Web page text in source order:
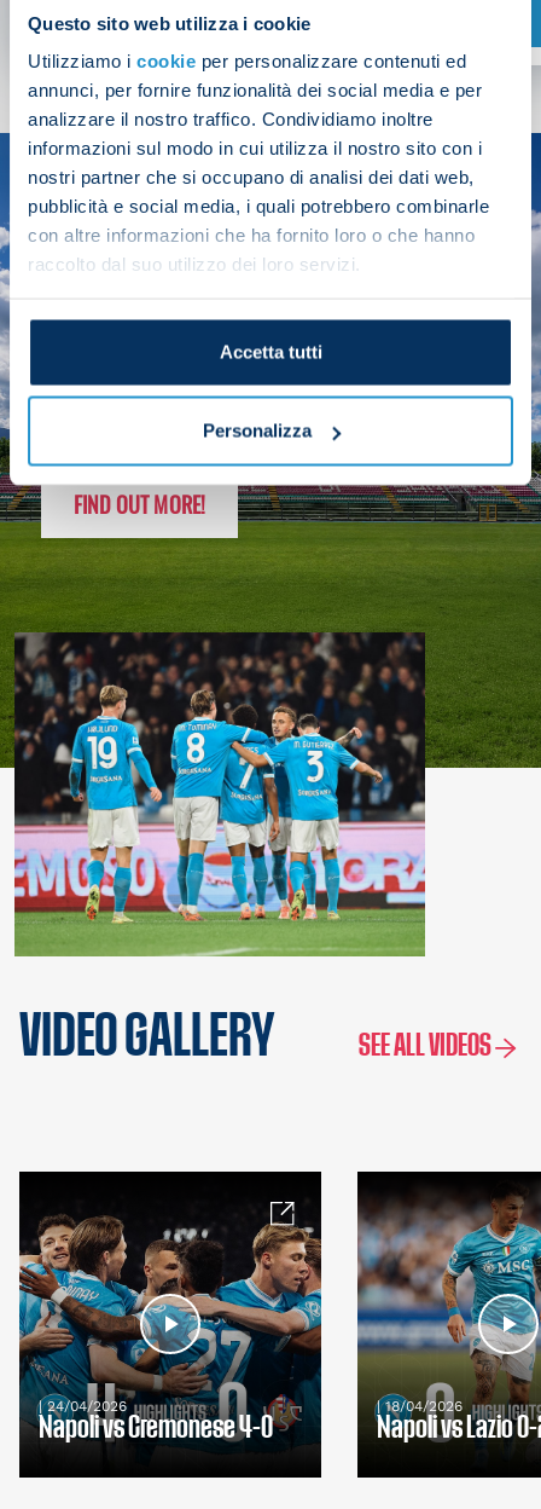
Questo sito web utilizza i cookie
Utilizziamo i cookie per personalizzare contenuti ed
annunci, per fornire funzionalità dei social media e per
analizzare il nostro traffico. Condividiamo inoltre
informazioni sul modo in cui utilizza il nostro sito con i
nostri partner che si occupano di analisi dei dati web,
pubblicità e social media, i quali potrebbero combinarle
con altre informazioni che ha fornito loro o che hanno
raccolto dal suo utilizzo dei loro servizi.
Accetta tutti
Personalizza
SHOP NOW
SEASON
2025/26
FOLLOW THE CHAMPS' JOURNEY
FIND OUT MORE!
VIDEO GALLERY SEE ALL VIDEOS
| 24/04/2026
Napoli vs Cremonese 4-0
| 18/04/2026
Napoli vs Lazio